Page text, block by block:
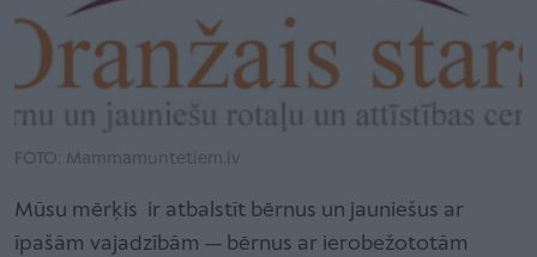
FOTO: Mammamuntetiem.lv
Mūsu mērķis ir atbalstīt bērnus un jauniešus ar
īpašām vajadzībām — bērnus ar ierobežototām